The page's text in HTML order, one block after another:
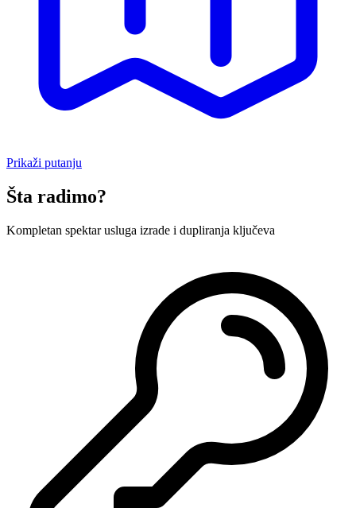
Prikaži putanju
Šta radimo?
Kompletan spektar usluga izrade i dupliranja ključeva